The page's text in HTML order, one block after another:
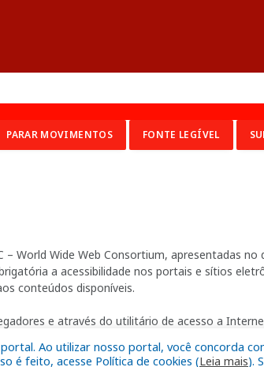
Ao utilizar nosso portal, você concorda
é feito, acesse Política de cookies (Leia mais).
PARAR MOVIMENTOS FONTE LEGÍVEL
World Wide Web Consortium, apresentadas
a acessibilidade nos portais e sítios
conteúdos disponíveis.
e através do utilitário de acesso a